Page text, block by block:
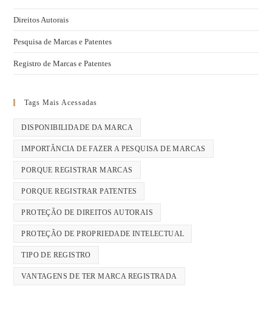
Direitos Autorais
Pesquisa de Marcas e Patentes
Registro de Marcas e Patentes
Tags Mais Acessadas
DISPONIBILIDADE DA MARCA
IMPORTÂNCIA DE FAZER A PESQUISA DE MARCAS
PORQUE REGISTRAR MARCAS
PORQUE REGISTRAR PATENTES
PROTEÇÃO DE DIREITOS AUTORAIS
PROTEÇÃO DE PROPRIEDADE INTELECTUAL
TIPO DE REGISTRO
VANTAGENS DE TER MARCA REGISTRADA